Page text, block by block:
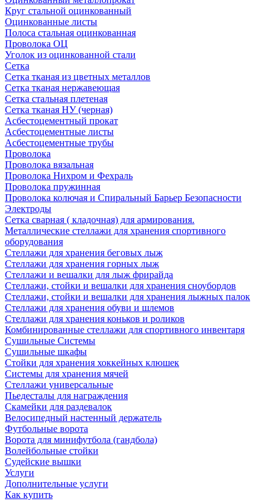
Круг стальной оцинкованный
Оцинкованные листы
Полоса стальная оцинкованная
Проволока ОЦ
Уголок из оцинкованной стали
Сетка
Сетка тканая из цветных металлов
Сетка тканая нержавеющая
Сетка стальная плетеная
Сетка тканая НУ (черная)
Асбестоцементный прокат
Асбестоцементные листы
Асбестоцементные трубы
Проволока
Проволока вязальная
Проволока Нихром и Фехраль
Проволока пружинная
Проволока колючая и Спиральный Барьер Безопасности
Электроды
Сетка сварная ( кладочная) для армирования.
Металлические стеллажи для хранения спортивного
оборудования
Стеллажи для хранения беговых лыж
Стеллажи для хранения горных лыж
Стеллажи и вешалки для лыж фрирайда
Стеллажи, стойки и вешалки для хранения сноубордов
Стеллажи, стойки и вешалки для хранения лыжных палок
Стеллажи для хранения обуви и шлемов
Стеллажи для хранения коньков и роликов
Комбинированные стеллажи для спортивного инвентаря
Сушильные Системы
Сушильные шкафы
Стойки для хранения хоккейных клюшек
Системы для хранения мячей
Стеллажи универсальные
Пьедесталы для награждения
Скамейки для раздевалок
Велосипедный настенный держатель
Футбольные ворота
Ворота для минифутбола (гандбола)
Волейбольные стойки
Судейские вышки
Услуги
Дополнительные услуги
Как купить